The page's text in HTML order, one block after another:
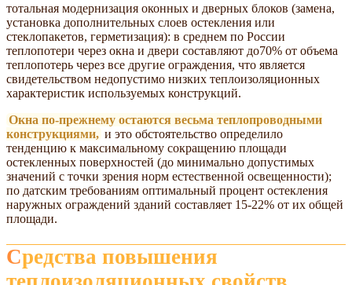
тотальная модернизация оконных и дверных блоков (замена,
установка дополнительных слоев остекления или
стеклопакетов, герметизация): в среднем по России
теплопотери через окна и двери составляют до70% от объема
теплопотерь через все другие ограждения, что является
свидетельством недопустимо низких теплоизоляционных
характеристик используемых конструкций.
Окна по-прежнему остаются весьма теплопроводными
конструкциями, и это обстоятельство определило
тенденцию к максимальному сокращению площади
остекленных поверхностей (до минимально допустимых
значений с точки зрения норм естественной освещенности);
по датским требованиям оптимальный процент остекления
наружных ограждений зданий составляет 15-22% от их общей
площади.
Средства повышения